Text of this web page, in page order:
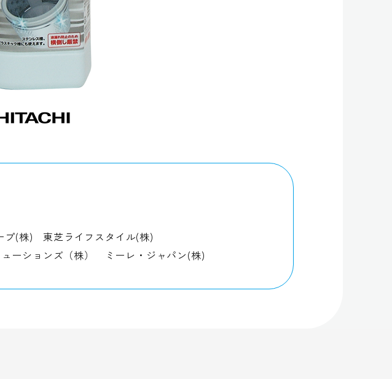
(株) 東芝ライフスタイル(株)
ーションズ（株） ミーレ・ジャパン(株)